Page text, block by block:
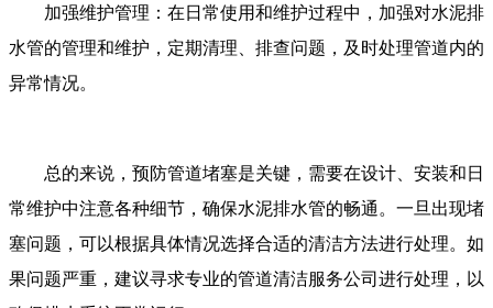
加强维护管理：在日常使用和维护过程中，加强对水泥排
水管的管理和维护，定期清理、排查问题，及时处理管道内的
异常情况。
总的来说，预防管道堵塞是关键，需要在设计、安装和日
常维护中注意各种细节，确保水泥排水管的畅通。一旦出现堵
塞问题，可以根据具体情况选择合适的清洁方法进行处理。如
果问题严重，建议寻求专业的管道清洁服务公司进行处理，以